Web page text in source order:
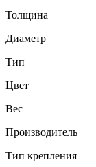
Толщина
Диаметр
Тип
Цвет
Вес
Производитель
Тип крепления